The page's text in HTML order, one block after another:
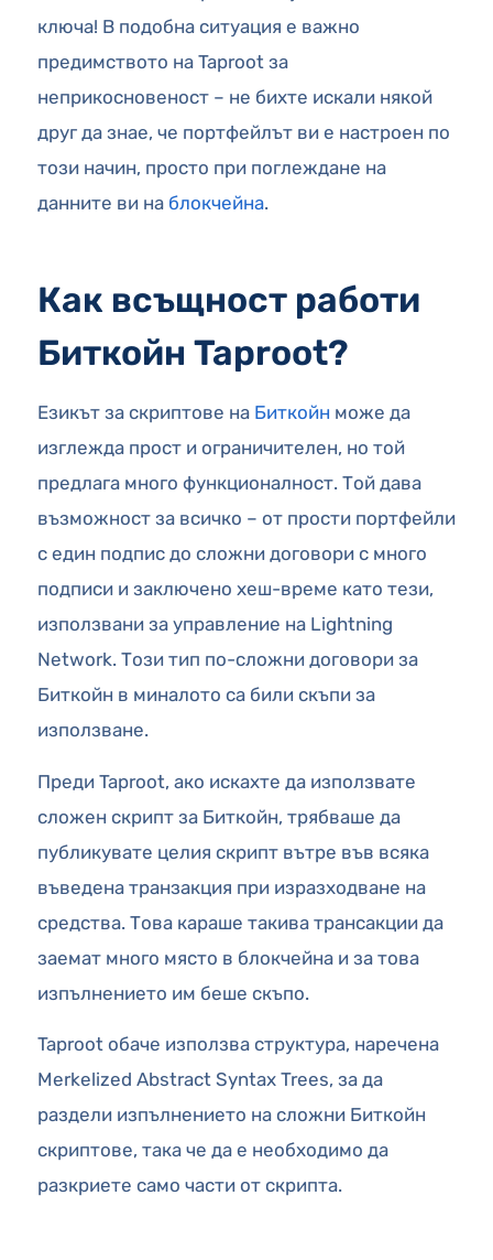
ключа! В подобна ситуация е важно
предимството на Taproot за
неприкосновеност – не бихте искали някой
друг да знае, че портфейлът ви е настроен по
този начин, просто при поглеждане на
данните ви на блокчейна.
Как всъщност работи
Биткойн Taproot?
Езикът за скриптове на Биткойн може да
изглежда прост и ограничителен, но той
предлага много функционалност. Той дава
възможност за всичко – от прости портфейли
с един подпис до сложни договори с много
подписи и заключено хеш-време като тези,
използвани за управление на Lightning
Network. Този тип по-сложни договори за
Биткойн в миналото са били скъпи за
използване.
Преди Taproot, ако искахте да използвате
сложен скрипт за Биткойн, трябваше да
публикувате целия скрипт вътре във всяка
въведена транзакция при изразходване на
средства. Това караше такива трансакции да
заемат много място в блокчейна и за това
изпълнението им беше скъпо.
Taproot обаче използва структура, наречена
Merkelized Abstract Syntax Trees, за да
раздели изпълнението на сложни Биткойн
скриптове, така че да е необходимо да
разкриете само части от скрипта.